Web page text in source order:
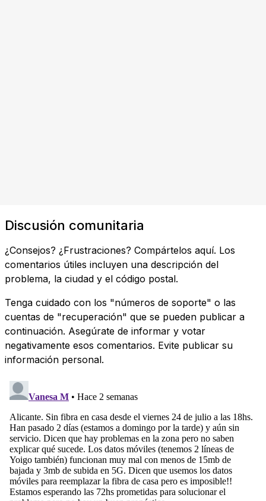
Discusión comunitaria
¿Consejos? ¿Frustraciones? Compártelos aquí. Los
comentarios útiles incluyen una descripción del
problema, la ciudad y el código postal.
Tenga cuidado con los "números de soporte" o las
cuentas de "recuperación" que se pueden publicar a
continuación. Asegúrate de informar y votar
negativamente esos comentarios. Evite publicar su
información personal.